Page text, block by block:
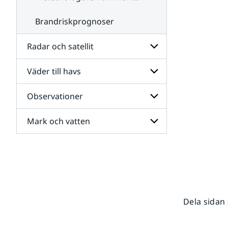
Brandriskprognoser
Radar och satellit
Undersidor
för
Radar
och
satellit
Väder till havs
Undersidor
för
Väder
till
havs
Observationer
Undersidor
för
Mark och vatten
Dela sidan